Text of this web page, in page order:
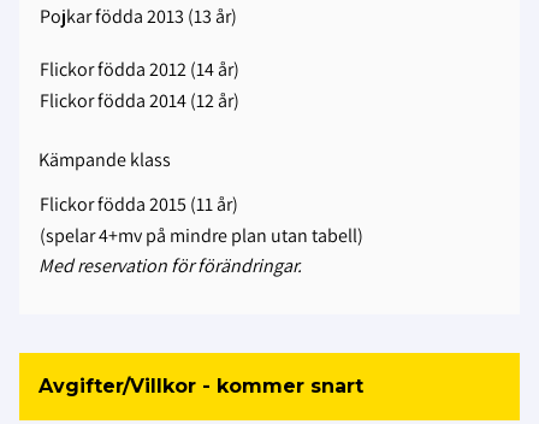
Pojkar födda 2013 (13 år)
Flickor födda 2012 (14 år)
Flickor födda 2014 (12 år)
Kämpande klass
Flickor födda 2015 (11 år)
(spelar 4+mv på mindre plan utan tabell)
Med reservation för förändringar.
Avgifter/Villkor - kommer snart